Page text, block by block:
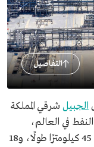
التفاصيل
الجبيل شرقي المملكة
في العالم،
وتصل مساحته المكونة من 6 مكامن، إلى نحو 45 كيلومترًا طولًا، و18